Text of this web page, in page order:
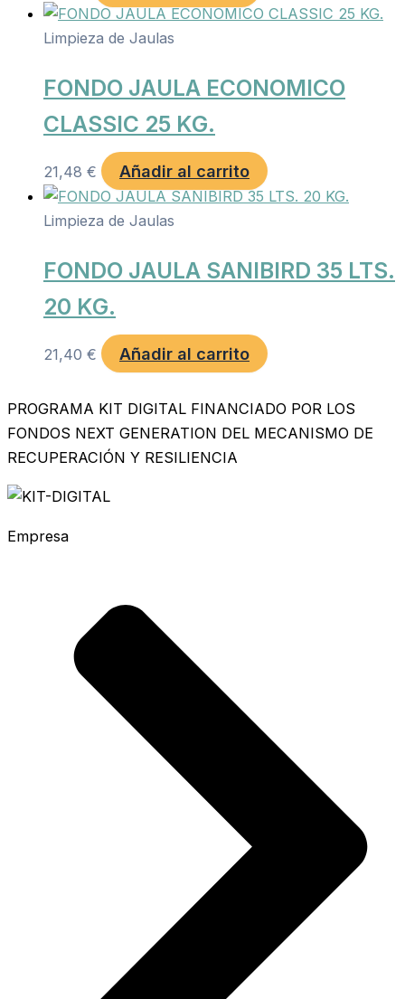
Limpieza de Jaulas
FONDO JAULA ECONOMICO
CLASSIC 25 KG.
21,48 € Añadir al carrito
Limpieza de Jaulas
FONDO JAULA SANIBIRD 35 LTS.
20 KG.
21,40 € Añadir al carrito
PROGRAMA KIT DIGITAL FINANCIADO POR LOS
FONDOS NEXT GENERATION DEL MECANISMO DE
RECUPERACIÓN Y RESILIENCIA
Empresa